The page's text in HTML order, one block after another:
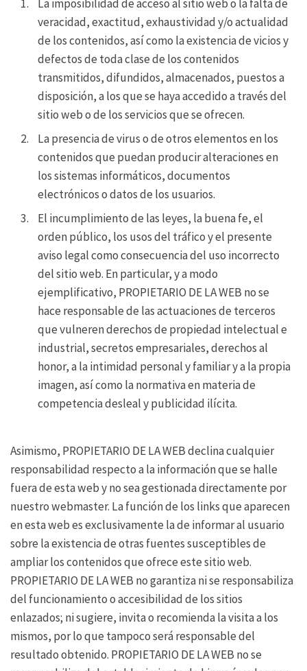
La imposibilidad de acceso al sitio web o la falta de
veracidad, exactitud, exhaustividad y/o actualidad
de los contenidos, así como la existencia de vicios y
defectos de toda clase de los contenidos
transmitidos, difundidos, almacenados, puestos a
disposición, a los que se haya accedido a través del
sitio web o de los servicios que se ofrecen.
La presencia de virus o de otros elementos en los
contenidos que puedan producir alteraciones en
los sistemas informáticos, documentos
electrónicos o datos de los usuarios.
El incumplimiento de las leyes, la buena fe, el
orden público, los usos del tráfico y el presente
aviso legal como consecuencia del uso incorrecto
del sitio web. En particular, y a modo
ejemplificativo, PROPIETARIO DE LA WEB no se
hace responsable de las actuaciones de terceros
que vulneren derechos de propiedad intelectual e
industrial, secretos empresariales, derechos al
honor, a la intimidad personal y familiar y a la propia
imagen, así como la normativa en materia de
competencia desleal y publicidad ilícita.
Asimismo, PROPIETARIO DE LA WEB declina cualquier
responsabilidad respecto a la información que se halle
fuera de esta web y no sea gestionada directamente por
nuestro webmaster. La función de los links que aparecen
en esta web es exclusivamente la de informar al usuario
sobre la existencia de otras fuentes susceptibles de
ampliar los contenidos que ofrece este sitio web.
PROPIETARIO DE LA WEB no garantiza ni se responsabiliza
del funcionamiento o accesibilidad de los sitios
enlazados; ni sugiere, invita o recomienda la visita a los
mismos, por lo que tampoco será responsable del
resultado obtenido. PROPIETARIO DE LA WEB no se